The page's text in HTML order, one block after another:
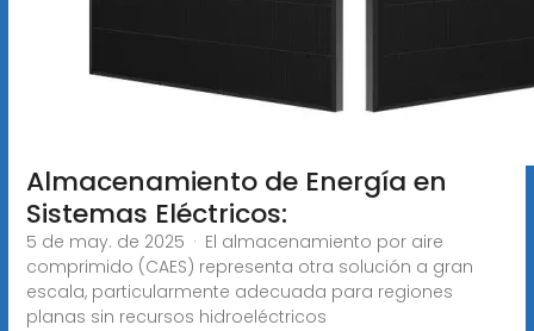
Almacenamiento de Energía en
Sistemas Eléctricos:
5 de may. de 2025 · El almacenamiento por aire
comprimido (CAES) representa otra solución a gran
escala, particularmente adecuada para regiones
planas sin recursos hidroeléctricos